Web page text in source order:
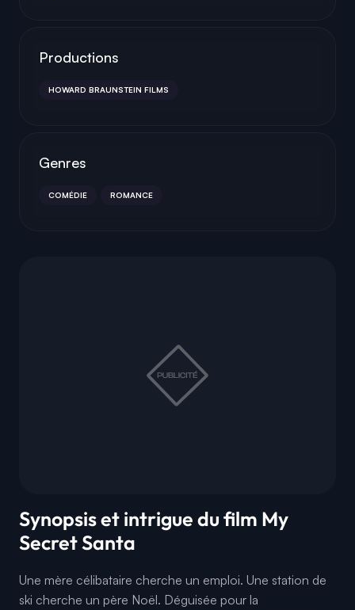
Synopsis et intrigue du film My
Secret Santa
Une mère célibataire cherche un emploi. Une station de
ski cherche un père Noël. Déguisée pour la
Productions
HOWARD BRAUNSTEIN FILMS
Genres
COMÉDIE ROMANCE